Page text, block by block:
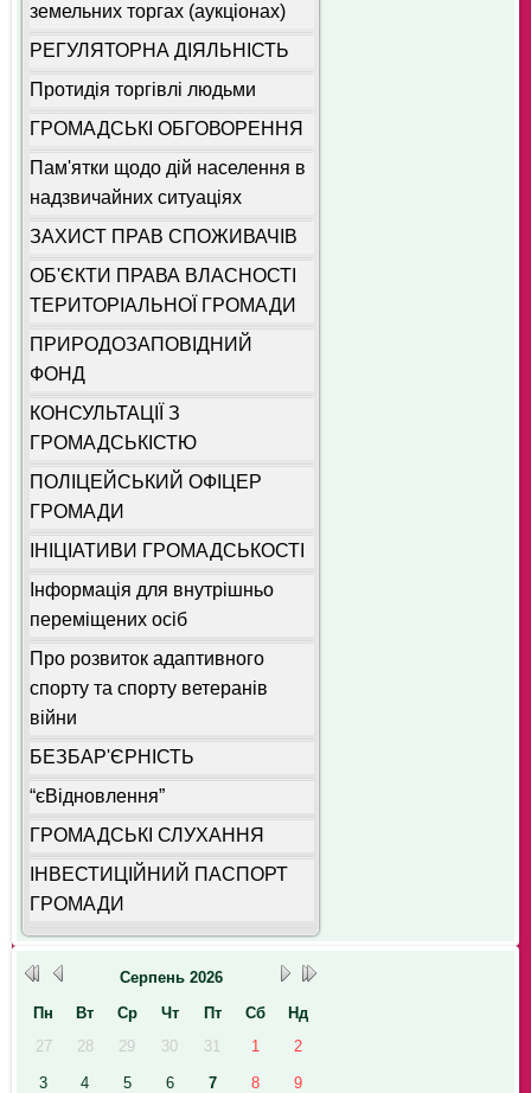
земельних торгах (аукціонах)
РЕГУЛЯТОРНА ДІЯЛЬНІСТЬ
Протидія торгівлі людьми
ГРОМАДСЬКІ ОБГОВОРЕННЯ
Пам'ятки щодо дій населення в
надзвичайних ситуаціях
ЗАХИСТ ПРАВ СПОЖИВАЧІВ
ОБ'ЄКТИ ПРАВА ВЛАСНОСТІ
ТЕРИТОРІАЛЬНОЇ ГРОМАДИ
ПРИРОДОЗАПОВІДНИЙ
ФОНД
КОНСУЛЬТАЦІЇ З
ГРОМАДСЬКІСТЮ
ПОЛІЦЕЙСЬКИЙ ОФІЦЕР
ГРОМАДИ
ІНІЦІАТИВИ ГРОМАДСЬКОСТІ
Інформація для внутрішньо
переміщених осіб
Про розвиток адаптивного
спорту та спорту ветеранів
війни
БЕЗБАР'ЄРНІСТЬ
“єВідновлення”
ГРОМАДСЬКІ СЛУХАННЯ
ІНВЕСТИЦІЙНИЙ ПАСПОРТ
ГРОМАДИ
Серпень 2026
Пн
Вт Ср Чт Пт Сб
Нд
27
28 29 30 31 1 2
3 4 5 6 7 8 9